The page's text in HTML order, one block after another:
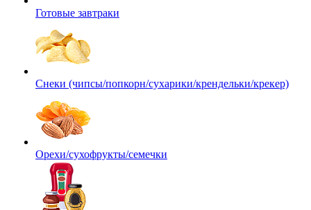
Готовые завтраки
Снеки (чипсы/попкорн/сухарики/крендельки/крекер)
Орехи/сухофрукты/семечки